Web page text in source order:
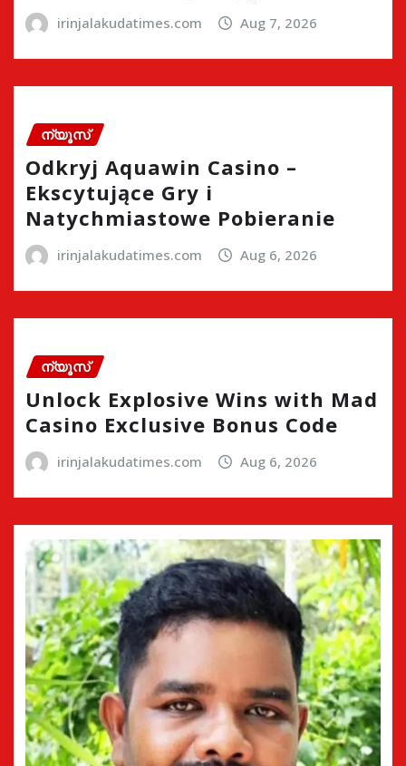
irinjalakudatimes.com Aug 7, 2026
ന്യൂസ്
Odkryj Aquawin Casino –
Ekscytujące Gry i
Natychmiastowe Pobieranie
irinjalakudatimes.com Aug 6, 2026
ന്യൂസ്
Unlock Explosive Wins with Mad
Casino Exclusive Bonus Code
irinjalakudatimes.com Aug 6, 2026